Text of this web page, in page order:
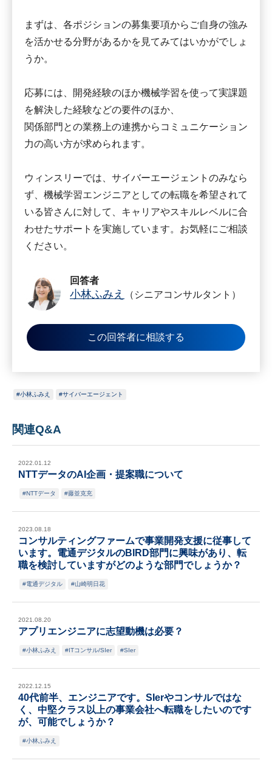
まずは、各ポジションの募集要項からご自身の強み
を活かせる分野があるかを見てみてはいかがでしょ
うか。
応募には、開発経験のほか機械学習を使って実課題
を解決した経験などの要件のほか、
関係部門との業務上の連携からコミュニケーション
力の高い方が求められます。
ウィンスリーでは、サイバーエージェントのみなら
ず、機械学習エンジニアとしての転職を希望されて
いる皆さんに対して、キャリアやスキルレベルに合
わせたサポートを実施しています。お気軽にご相談
ください。
回答者
小林ふみえ （シニアコンサルタント）
この回答者に相談する
小林ふみえ サイバーエージェント
関連Q&A
2022.01.12
NTTデータのAI企画・提案職について
NTTデータ 藤並克充
2023.08.18
コンサルティングファームで事業開発支援に従事して
います。電通デジタルのBIRD部門に興味があり、転
職を検討していますがどのような部門でしょうか？
電通デジタル 山崎明日花
2021.08.20
アプリエンジニアに志望動機は必要？
小林ふみえ ITコンサル/SIer SIer
2022.12.15
40代前半、エンジニアです。SIerやコンサルではな
く、中堅クラス以上の事業会社へ転職をしたいのです
が、可能でしょうか？
小林ふみえ